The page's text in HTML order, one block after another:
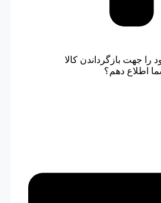
جهت بازگرداندن کالا
اطلاع دهم؟